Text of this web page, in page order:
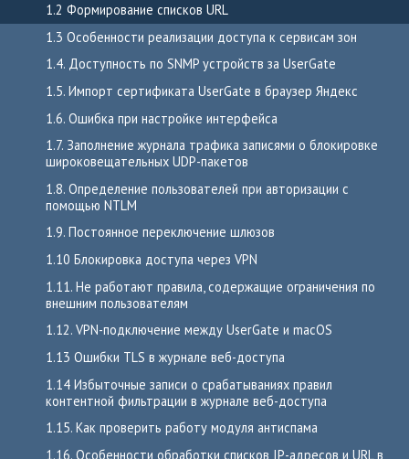
1.2 Формирование списков URL
1.3 Особенности реализации доступа к сервисам зон
1.4. Доступность по SNMP устройств за UserGate
1.5. Импорт сертификата UserGate в браузер Яндекс
1.6. Ошибка при настройке интерфейса
1.7. Заполнение журнала трафика записями о блокировке
широковещательных UDP-пакетов
1.8. Определение пользователей при авторизации с
помощью NTLM
1.9. Постоянное переключение шлюзов
1.10 Блокировка доступа через VPN
1.11. Не работают правила, содержащие ограничения по
внешним пользователям
1.12. VPN-подключение между UserGate и macOS
1.13 Ошибки TLS в журнале веб-доступа
1.14 Избыточные записи о срабатываниях правил
контентной фильтрации в журнале веб-доступа
1.15. Как проверить работу модуля антиспама
1.16. Особенности обработки списков IP-адресов и URL в